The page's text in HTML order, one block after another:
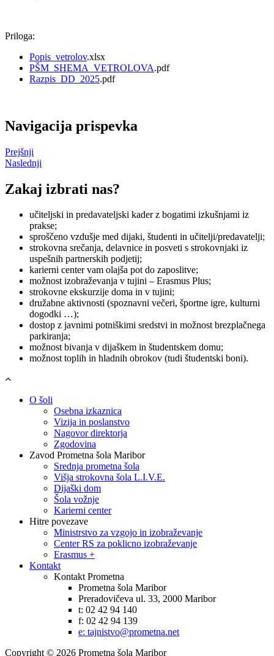
Priloga:
Popis_vetrolov.xlsx
PŠM_SHEMA_VETROLOVA.pdf
Razpis_DD_2025.pdf
Navigacija prispevka
Prejšnji
Naslednji
Zakaj izbrati nas?
učiteljski in predavateljski kader z bogatimi izkušnjami iz
prakse;
sproščeno vzdušje med dijaki, študenti in učitelji/predavatelji;
strokovna srečanja, delavnice in posveti s strokovnjaki iz
uspešnih partnerskih podjetij;
karierni center vam olajša pot do zaposlitve;
možnost izobraževanja v tujini – Erasmus Plus;
strokovne ekskurzije doma in v tujini;
družabne aktivnosti (spoznavni večeri, športne igre, kulturni
dogodki …);
dostop z javnimi potniškimi sredstvi in možnost brezplačnega
parkiranja;
možnost bivanja v dijaškem in študentskem domu;
možnost toplih in hladnih obrokov (tudi študentski boni).
O šoli
Osebna izkaznica
Vizija in poslanstvo
Nagovor direktorja
Zgodovina
Zavod Prometna šola Maribor
Srednja prometna šola
Višja strokovna šola L.I.V.E.
Dijaški dom
Šola vožnje
Karierni center
Hitre povezave
Ministrstvo za vzgojo in izobraževanje
Center RS za poklicno izobraževanje
Erasmus +
Kontakt
Kontakt Prometna
Prometna šola Maribor
Preradovičeva ul. 33, 2000 Maribor
t: 02 42 94 140
f: 02 42 94 139
e: tajnistvo@prometna.net
Copyright © 2026 Prometna šola Maribor